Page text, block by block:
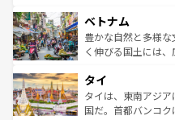
参照してほしい。
容にもいいと評判の
が味わえ
照してほしい。
き、地方に足を延ば
できる。そして、
まで、さまざまな
リティに包まれなが
覧を参照してほしい
ベトナム
豊かな自然と多様
く伸びる国土には
急速な発展と共に伝
ーチミン市のフラ
醸し出している。
タイ
タイは、東南アジ
国だ。首都バンコ